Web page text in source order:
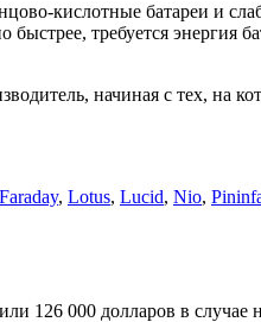
кислотные батареи и
требуется
начиная с тех, на
Faraday, Lotus, Lucid, Nio,
126 000 долларов в